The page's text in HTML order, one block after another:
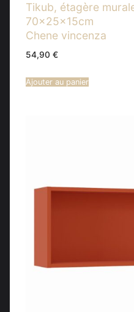
Tikub, étagère
70x25x15cm
Chene vincenza
54,90 €
Ajouter au panier